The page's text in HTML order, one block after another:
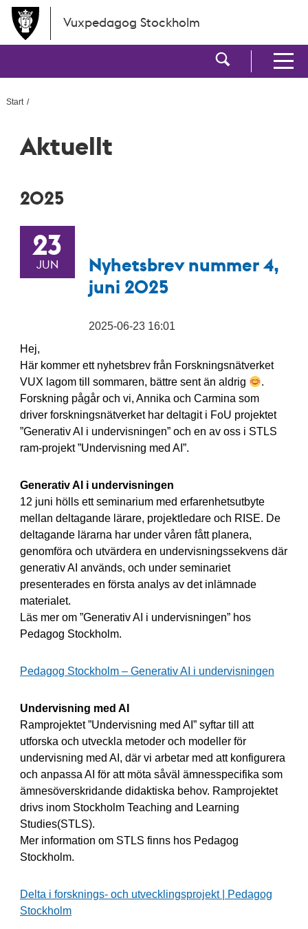
Hoppa till huvudinnehållet
Vuxpedagog Stockholm
Visa
Visa
Start
Aktuellt
2025
23
JUN
Nyhetsbrev nummer 4,
juni 2025
2025-06-23 16:01
Hej,
Här kommer ett nyhetsbrev från Forskningsnätverket
VUX lagom till sommaren, bättre sent än aldrig
.
Forskning pågår och vi, Annika och Carmina som
driver forskningsnätverket har deltagit i FoU projektet
”Generativ AI i undervisningen” och en av oss i STLS
ram-projekt ”Undervisning med AI”.
Generativ AI i undervisningen
12 juni hölls ett seminarium med erfarenhetsutbyte
mellan deltagande lärare, projektledare och RISE. De
deltagande lärarna har under våren fått planera,
genomföra och utvärdera en undervisningssekvens där
generativ AI används, och under seminariet
presenterades en första analys av det inlämnade
materialet.
Läs mer om ”Generativ AI i undervisningen” hos
Pedagog Stockholm.
Pedagog Stockholm – Generativ AI i undervisningen
Undervisning med AI
Ramprojektet ”Undervisning med AI” syftar till att
utforska och utveckla metoder och modeller för
undervisning med AI, där vi arbetar med att konfigurera
och anpassa AI för att möta såväl ämnesspecifika som
ämnesöverskridande didaktiska behov. Ramprojektet
drivs inom Stockholm Teaching and Learning
Studies(STLS).
Mer information om STLS finns hos Pedagog
Stockholm.
Delta i forsknings- och utvecklingsprojekt | Pedagog
Stockholm